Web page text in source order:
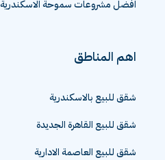
افضل مشروعات سموحة الاسكندرية
اهم المناطق
شقق للبيع بالاسكندرية
شقق للبيع القاهرة الجديدة
شقق للبيع العاصمة الادارية